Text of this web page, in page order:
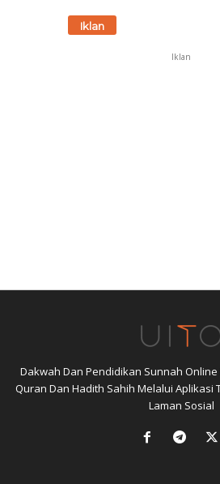
Iklan
Iklan
Dakwah Dan Pendidikan Sunnah
Quran Dan Hadith Sahih Melalui Aplikasi
Laman Sosial